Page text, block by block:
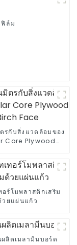
ล์ม
รกับสิ่งแวดล้อมของ
Core Plywood
อร์โมพลาสติกเสริม
วยแผ่นแก้ว
ผลิตเมลามีนบอร์ด